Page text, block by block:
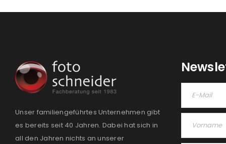
Unser familiengeführtes Unternehmen gibt
es bereits seit 40 Jahren. Dabei hat sich in
all den Jahren nichts an unserer